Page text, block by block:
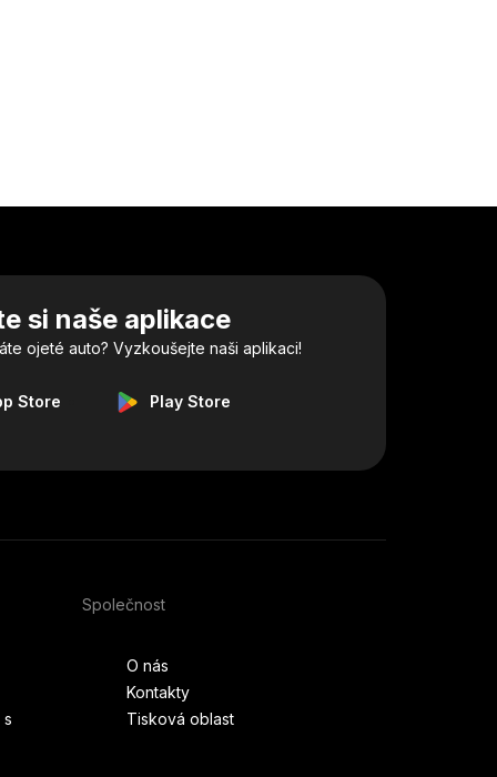
si naše aplikace
ojeté auto? Vyzkoušejte naši aplikaci!
Store Play Store
s
Společnost
O nás
Kontakty
Tisková oblast